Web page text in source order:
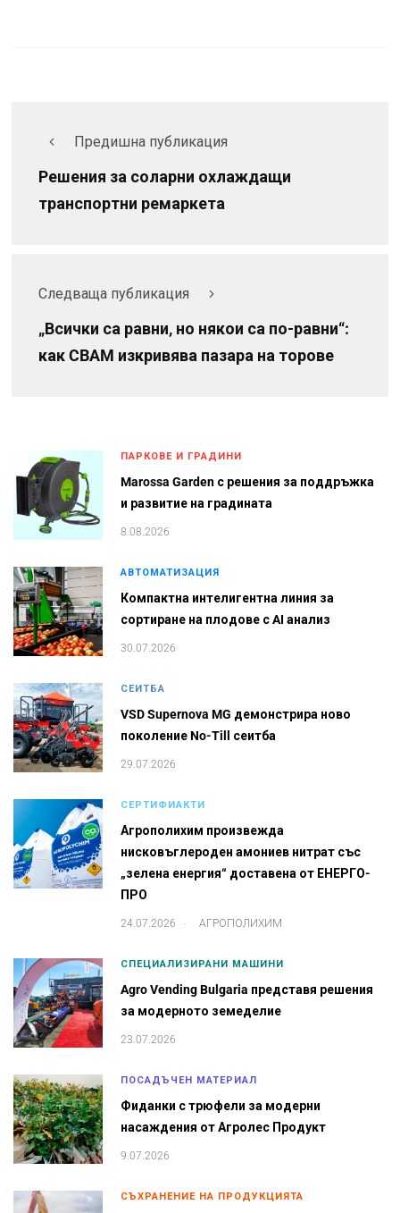
Предишна публикация
Решения за соларни охлаждащи
транспортни ремаркета
Следваща публикация
„Всички са равни, но някои са по-равни“:
как CBAM изкривява пазара на торове
ПАРКОВЕ И ГРАДИНИ
Marossa Garden с решения за поддръжка
и развитие на градината
8.08.2026
АВТОМАТИЗАЦИЯ
Компактна интелигентна линия за
сортиране на плодове с AI анализ
30.07.2026
СЕИТБА
VSD Supernova MG демонстрира ново
поколение No-Till сеитба
29.07.2026
СЕРТИФИАКТИ
Агрополихим произвежда
нисковъглероден амониев нитрат със
„зелена енергия“ доставена от ЕНЕРГО-
ПРО
24.07.2026 АГРОПОЛИХИМ
СПЕЦИАЛИЗИРАНИ МАШИНИ
Agro Vending Bulgaria представя решения
за модерното земеделие
23.07.2026
ПОСАДЪЧЕН МАТЕРИАЛ
Фиданки с трюфели за модерни
насаждения от Агролес Продукт
9.07.2026
СЪХРАНЕНИЕ НА ПРОДУКЦИЯТА